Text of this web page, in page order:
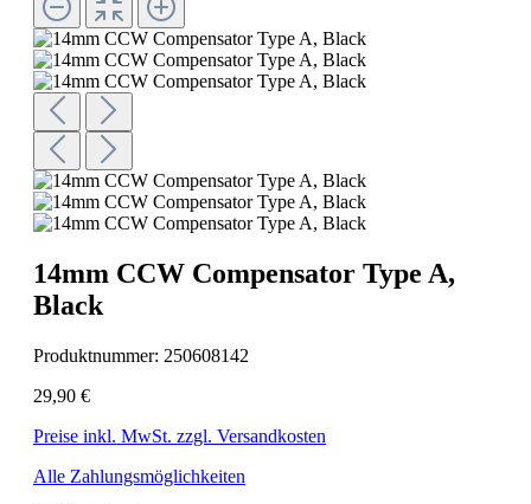
14mm CCW Compensator Type A,
Black
Produktnummer: 250608142
29,90 €
Preise inkl. MwSt. zzgl. Versandkosten
Alle Zahlungsmöglichkeiten